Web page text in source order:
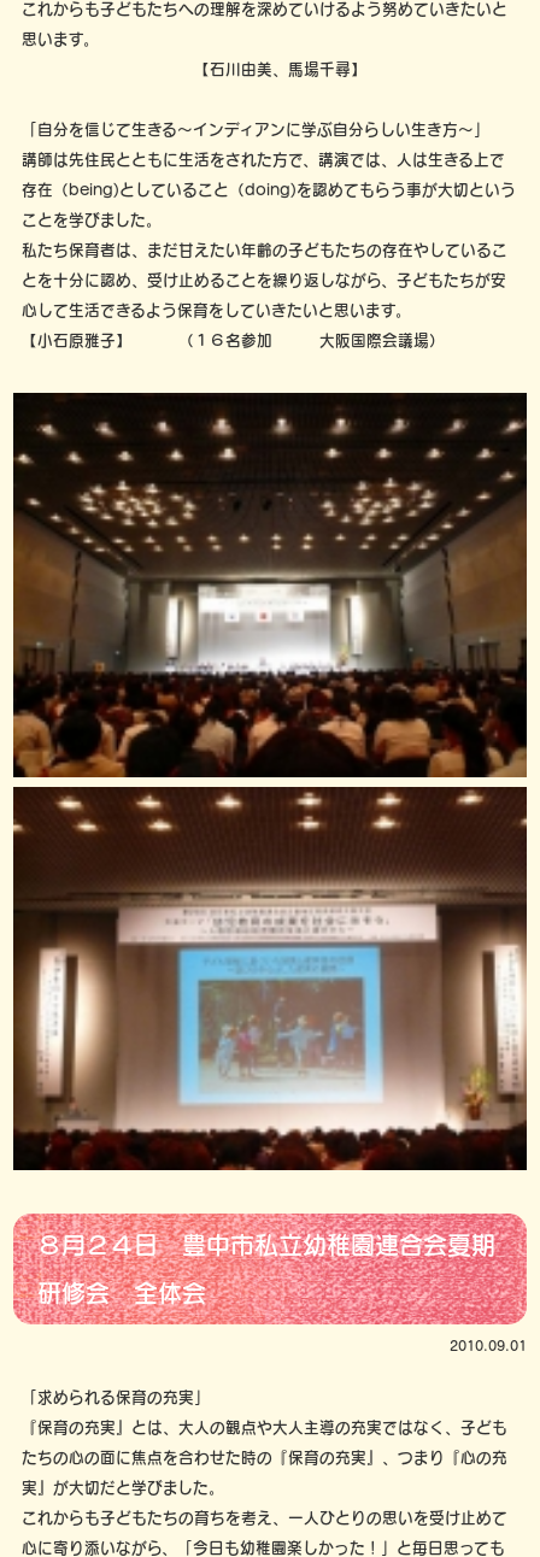
これからも子どもたちへの理解を深めていけるよう努めていきたいと
思います。
【石川由美、馬場千尋】
「自分を信じて生きる～インディアンに学ぶ自分らしい生き方～」
講師は先住民とともに生活をされた方で、講演では、人は生きる上で
存在（being)としていること（doing)を認めてもらう事が大切という
ことを学びました。
私たち保育者は、まだ甘えたい年齢の子どもたちの存在やしているこ
とを十分に認め、受け止めることを繰り返しながら、子どもたちが安
心して生活できるよう保育をしていきたいと思います。
【小石原雅子】 （１６名参加 大阪国際会議場）
８月２４日 豊中市私立幼稚園連合会夏期
研修会 全体会
2010.09.01
「求められる保育の充実」
『保育の充実』とは、大人の観点や大人主導の充実ではなく、子ども
たちの心の面に焦点を合わせた時の『保育の充実』、つまり『心の充
実』が大切だと学びました。
これからも子どもたちの育ちを考え、一人ひとりの思いを受け止めて
心に寄り添いながら、「今日も幼稚園楽しかった！」と毎日思っても